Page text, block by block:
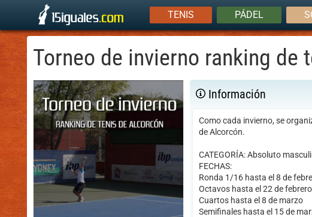
TENIS PÁDEL
Torneo de invierno ranking de
Información
Como cada invierno, se
de Alcorcón.
CATEGORÍA: Absoluto
FECHAS:
Ronda 1/16 hasta el 8 de
Octavos hasta el 22 de febrero
Cuartos hasta el 8 de marzo
Semifinales hasta el 15 de